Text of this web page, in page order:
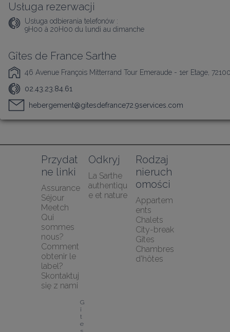
Usługa rezerwacji
Usługa odbierania telefonów :
9H00 à 20H00 du lundi au dimanche
Gîtes de France Sarthe
46 Avenue François Mitterrand Tour Emeraude - 1er Etage,
02.43.23.84.61
hebergement@gitesdefrance72.9services.com
Przydat
ne linki
Assurance
Séjour
Meetch
Qui
sommes
nous?
Comment
obtenir le
label?
Skontaktuj
się z nami
Odkryj
La Sarthe
authentiqu
e et nature
Rodzaj
nieruch
omości
Appartem
ents
Chalets
City-break
Gîtes
Chambres
d'hôtes
G
î
t
e